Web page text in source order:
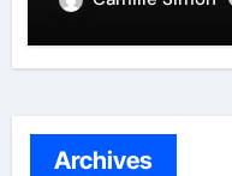
Archives